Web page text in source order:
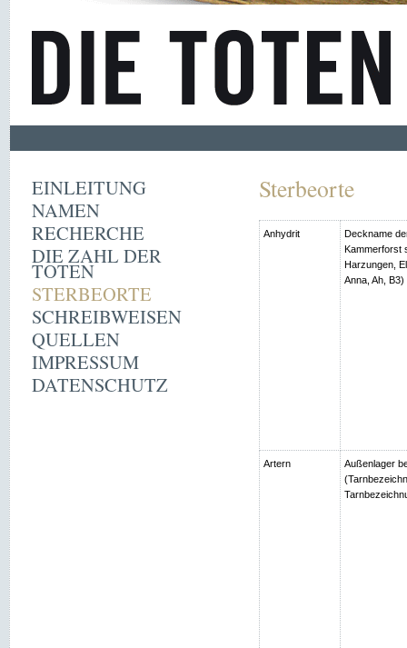
EINLEITUNG
NAMEN
RECHERCHE
DIE ZAHL DER
TOTEN
STERBEORTE
SCHREIBWEISEN
QUELLEN
IMPRESSUM
DATENSCHUTZ
Sterbeorte
Anhydrit
Deckname
Kammerforst
Harzungen,
Anna, Ah, B3)
Artern
Außenlager